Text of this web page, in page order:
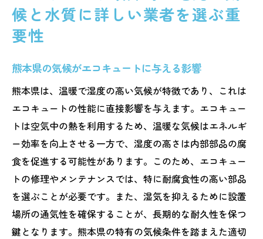
候と水質に詳しい業者を選ぶ重
要性
熊本県の気候がエコキュートに与える影響
熊本県は、温暖で湿度の高い気候が特徴であり、これは
エコキュートの性能に直接影響を与えます。エコキュー
トは空気中の熱を利用するため、温暖な気候はエネルギ
ー効率を向上させる一方で、湿度の高さは内部部品の腐
食を促進する可能性があります。このため、エコキュー
トの修理やメンテナンスでは、特に耐腐食性の高い部品
を選ぶことが必要です。また、湿気を抑えるために設置
場所の通気性を確保することが、長期的な耐久性を保つ
鍵となります。熊本県の特有の気候条件を踏まえた適切